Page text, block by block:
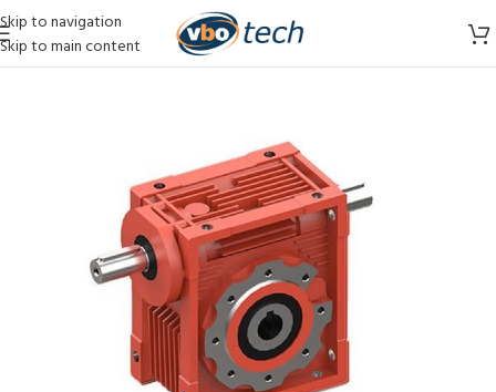
Skip to navigation
Skip to main content